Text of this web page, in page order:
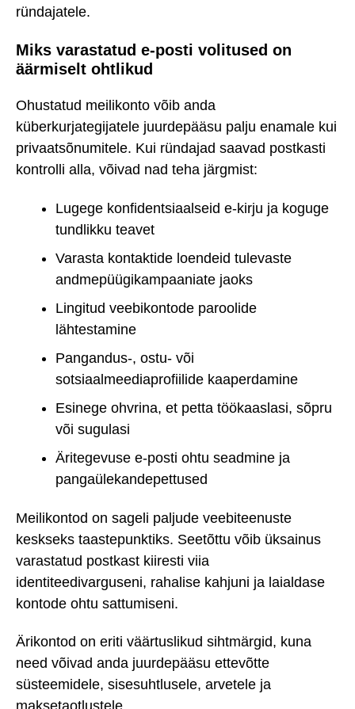
ründajatele.
Miks varastatud e-posti volitused on
äärmiselt ohtlikud
Ohustatud meilikonto võib anda
küberkurjategijatele juurdepääsu palju enamale kui
privaatsõnumitele. Kui ründajad saavad postkasti
kontrolli alla, võivad nad teha järgmist:
Lugege konfidentsiaalseid e-kirju ja koguge
tundlikku teavet
Varasta kontaktide loendeid tulevaste
andmepüügikampaaniate jaoks
Lingitud veebikontode paroolide
lähtestamine
Pangandus-, ostu- või
sotsiaalmeediaprofiilide kaaperdamine
Esinege ohvrina, et petta töökaaslasi, sõpru
või sugulasi
Äritegevuse e-posti ohtu seadmine ja
pangaülekandepettused
Meilikontod on sageli paljude veebiteenuste
keskseks taastepunktiks. Seetõttu võib üksainus
varastatud postkast kiiresti viia
identiteedivarguseni, rahalise kahjuni ja laialdase
kontode ohtu sattumiseni.
Ärikontod on eriti väärtuslikud sihtmärgid, kuna
need võivad anda juurdepääsu ettevõtte
süsteemidele, sisesuhtlusele, arvetele ja